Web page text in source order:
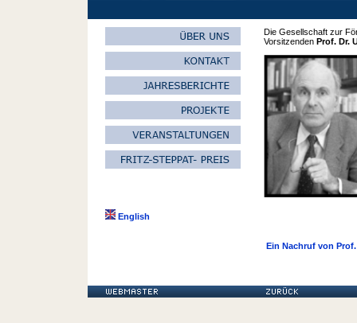
Die Gesellschaft zur
Vorsitzenden Prof. Dr.
English
Ein Nachruf von